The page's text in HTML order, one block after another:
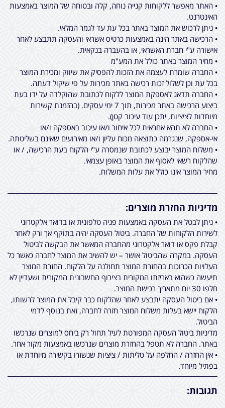
• האתר מאפשר ללקוחות קנייה נוחה, קלה ובטוחה של המוצר באמצעות
האינטרנט.
• ניתן לרכוש את המוצר באתר בכל עת עד לגמר המלאי.
• הרכישה באתר הינה באמצעות כרטיס אשראי והעסקה תתבצע לאחר
אישורה ע"י חברת האשראי, או בהעברה בנקאית.
• מחיר המוצר באתר כולל את המע"מ
• החברה שומרת לעצמה את הזכות להפסיק את שיווק ומכירת המוצר
בכל עת וכן לשלול זכות רכישה באתר מכירות על פי שיקול דעתה.
• החברה תדאג לאספקת המוצר ללקוח לכתובת שהוקלדה על ידו בעת
ביצוע הרכישה באתר מכירות, תוך 7 ימי עסקים. (בהזמנת קשירות
מיוחדות לציציות, יתכן עוד עיכוב קטן).
• החברה לא תהא אחראית לכל איחור ו/או עיכוב באספקה ו/או
אי-אספקה, שנגרמה כתוצאה מכוח עליון ו/או מאירועים שאינם בשליטתה.
• משלוח המוצר יבוצע לכתובת שנמסרה ע"י הלקוח בעת הרכישה, / או
שהלקוח רשאי לאסוף את המוצר באופן עצמאי.
מחיר המוצר אינו כולל את עלות המשלוח.
מדיניות החזרת מוצרים:
• ניתן לבטל את העסקה באמצעות פניה טלפונית או בדואר אלקטרוני
לשירות הלקוחות של החברה. ביטול העסקה יהיה בתוקף אך ורק לאחר
קבלת פקס או דואר אלקטרוני מהחברה המאשר את הבקשה לביטול
העסקה. במקרה שהביטול אושר – יש להשיב את המוצר לחברה כאשר כל
העלויות הכרוכות בהחזרת המוצר תחולנה על הלקוח. החזרת המוצר
תיעשה כשהוא באריזתו המקורית בצירוף החשבונית המקורית ושעדיין לא
חלפו 30 יום מתאריך רכישת המוצר.
• אם ביטול העסקה יתבצע לאחר שהלקוח כבר קיבל את המוצר לרשותו,
הלקוח יישא בעלות משלוח המוצר חזרה לחברה, זאת בנוסף לדמי
הביטול.
מדיניות ביטול העסקה המפורטת לעיל תחול רק ביחס למוצרים שנרכשו
באתר. החברה לא תטפל בהחזרת מוצרים שנרכשו באמצעות מקור אחר.
• אין החזרה / החלפה על טליתות / ציציות שנשזרו בקשירה מיוחדת או
בפתיל מיוחד.
תגובות: